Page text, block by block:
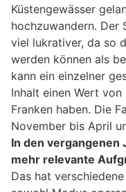
Küstengewässer
hochzuwandern. Der
viel lukrativer, da so
werden können als
kann ein einzelner
Inhalt einen Wert
Franken haben. Die
November bis April
In den vergangenen
mehr relevante
Das hat